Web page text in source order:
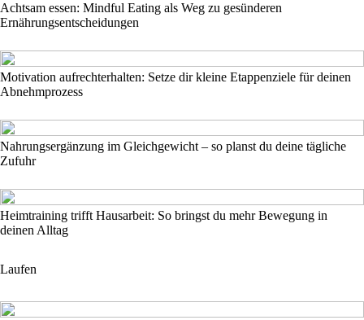
Achtsam essen: Mindful Eating als Weg zu gesünderen
Ernährungsentscheidungen
Motivation aufrechterhalten: Setze dir kleine Etappenziele für deinen
Abnehmprozess
Nahrungsergänzung im Gleichgewicht – so planst du deine tägliche
Zufuhr
Heimtraining trifft Hausarbeit: So bringst du mehr Bewegung in
deinen Alltag
Laufen